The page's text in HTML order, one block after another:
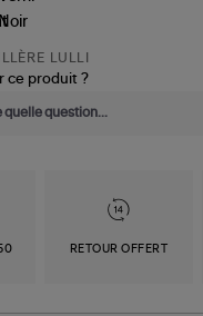
LULLI
ce produit ?
RETOUR OFFERT